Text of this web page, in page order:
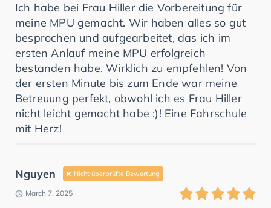
Ich habe bei Frau Hiller die Vorbereitung für
meine MPU gemacht. Wir haben alles so gut
besprochen und aufgearbeitet, das ich im
ersten Anlauf meine MPU erfolgreich
bestanden habe. Wirklich zu empfehlen! Von
der ersten Minute bis zum Ende war meine
Betreuung perfekt, obwohl ich es Frau Hiller
nicht leicht gemacht habe :)! Eine Fahrschule
mit Herz!
Nguyen Nicht überprüfte Bewertung
March 7, 2025